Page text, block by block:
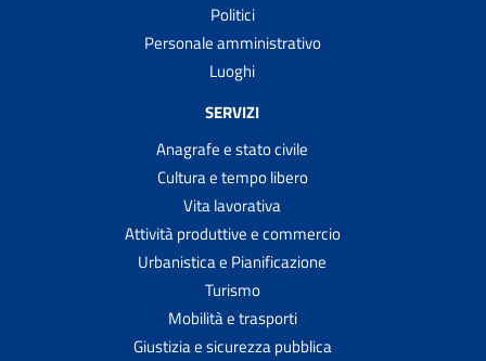
Politici
Personale amministrativo
Luoghi
SERVIZI
Anagrafe e stato civile
Cultura e tempo libero
Vita lavorativa
Attività produttive e commercio
Urbanistica e Pianificazione
Turismo
Mobilità e trasporti
Giustizia e sicurezza pubblica